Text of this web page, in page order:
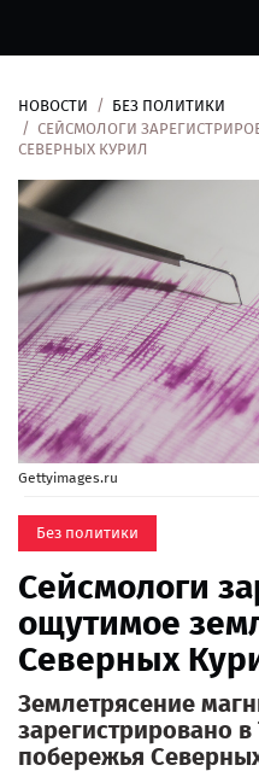
Новости
Рубрики
Контакты
О
нас
НОВОСТИ
БЕЗ ПОЛИТИКИ
СЕЙСМОЛОГИ
СЕВЕРНЫХ КУРИЛ
Gettyimages.ru
Без политики
Сейсмологи
ощутимое
Северных
Землетрясение
зарегистрировано
побережья